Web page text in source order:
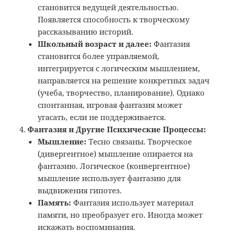
становится ведущей деятельностью.
Появляется способность к творческому
рассказыванию историй.
Школьный возраст и далее: Фантазия
становится более управляемой,
интегрируется с логическим мышлением,
направляется на решение конкретных задач
(учеба, творчество, планирование). Однако
спонтанная, игровая фантазия может
угасать, если не поддерживается.
Фантазия и Другие Психические Процессы:
Мышление: Тесно связаны. Творческое
(дивергентное) мышление опирается на
фантазию. Логическое (конвергентное)
мышление использует фантазию для
выдвижения гипотез.
Память: Фантазия использует материал
памяти, но преобразует его. Иногда может
искажать воспоминания.